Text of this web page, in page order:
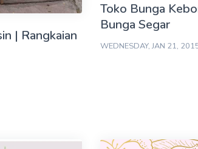
| Rangkaian
Toko Bunga
Bunga Segar
WEDNESDAY, JAN 21,